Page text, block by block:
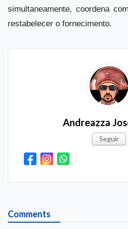
simultaneamente, coordena
restabelecer o fornecimento.
Andreazza
Seguir
Comments